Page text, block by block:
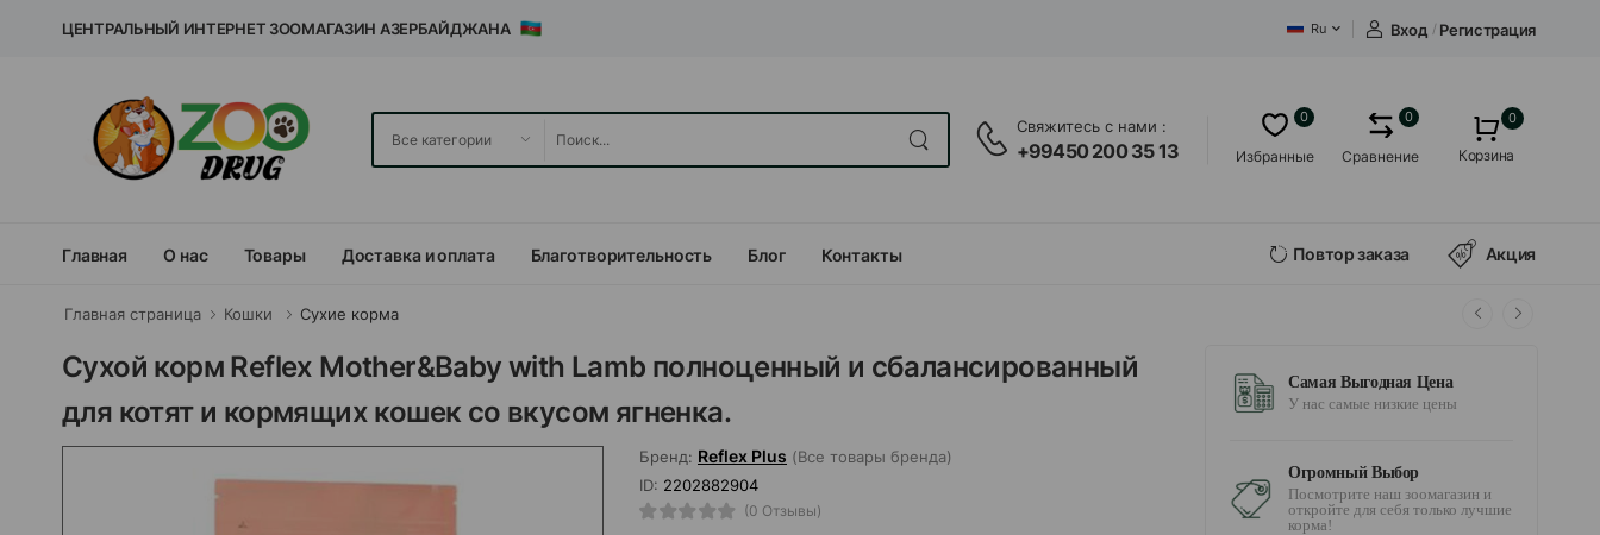
ЦЕНТРАЛЬНЫЙ ИНТЕРНЕТ ЗООМАГАЗИН АЗЕРБАЙДЖАНА Ru Вход / Регистрация
Свяжитесь с нами :
+99450 200 35 13 Избранные
0
Сравнение
0 0
Корзина
Главная О нас Товары Доставка и оплата Благотворительность Блог Контакты Повтор заказа Акция
Главная страница Кошки Сухие корма
Сухой корм Reflex Mother&​​Baby with Lamb полноценный и сбалансированный
для котят и кормящих кошек со вкусом ягненка.
Бренд: Reflex Plus (Все товары бренда)
ID: 2202882904
(0 Отзывы)
Самая Выгодная Цена
У нас самые низкие цены
Огромный Выбор
Посмотрите наш зоомагазин и
откройте для себя только лучшие
корма!